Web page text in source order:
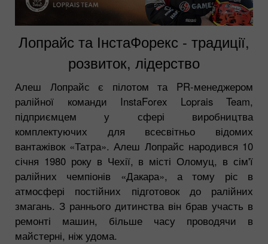
Лопрайс та ІнстаФорекс - традиції,
розвиток, лідерство
Алеш Лопрайс є пілотом та PR-менеджером
ралійної команди InstaForex Loprais Team,
підприємцем у сфері виробництва
комплектуючих для всесвітньо відомих
вантажівок «Татра». Алеш Лопрайс народився 10
січня 1980 року в Чехії, в місті Оломуц, в сім'ї
ралійних чемпіонів «Дакара», а тому ріс в
атмосфері постійних підготовок до ралійних
змагань. З раннього дитинства він брав участь в
ремонті машин, більше часу проводячи в
майстерні, ніж удома.